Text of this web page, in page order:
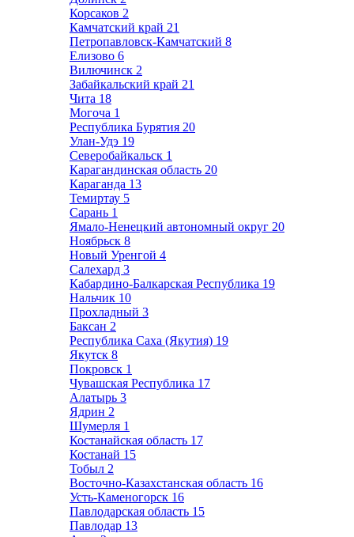
Корсаков 2
Камчатский край 21
Петропавловск-Камчатский 8
Елизово 6
Вилючинск 2
Забайкальский край 21
Чита 18
Могоча 1
Республика Бурятия 20
Улан-Удэ 19
Северобайкальск 1
Карагандинская область 20
Караганда 13
Темиртау 5
Сарань 1
Ямало-Ненецкий автономный округ 20
Ноябрьск 8
Новый Уренгой 4
Салехард 3
Кабардино-Балкарская Республика 19
Нальчик 10
Прохладный 3
Баксан 2
Республика Саха (Якутия) 19
Якутск 8
Покровск 1
Чувашская Республика 17
Алатырь 3
Ядрин 2
Шумерля 1
Костанайская область 17
Костанай 15
Тобыл 2
Восточно-Казахстанская область 16
Усть-Каменогорск 16
Павлодарская область 15
Павлодар 13